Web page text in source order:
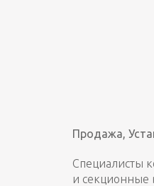
Продажа,
Специалисты
и секционные